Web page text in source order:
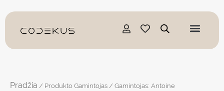
prie
turinio
Pradžia / Produkto Gamintojas / Gamintojas: Antoine